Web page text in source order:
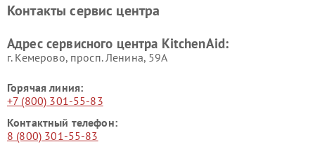
Контакты сервис центра
Адрес сервисного центра KitchenAid:
г. Кемерово, просп. Ленина, 59А
Горячая линия:
+7 (800) 301-55-83
Контактный телефон:
8 (800) 301-55-83